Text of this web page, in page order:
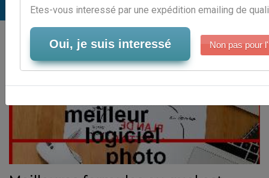
Etes-vous interessé par une expédition emailing de
Oui, je suis interessé Non pas pour